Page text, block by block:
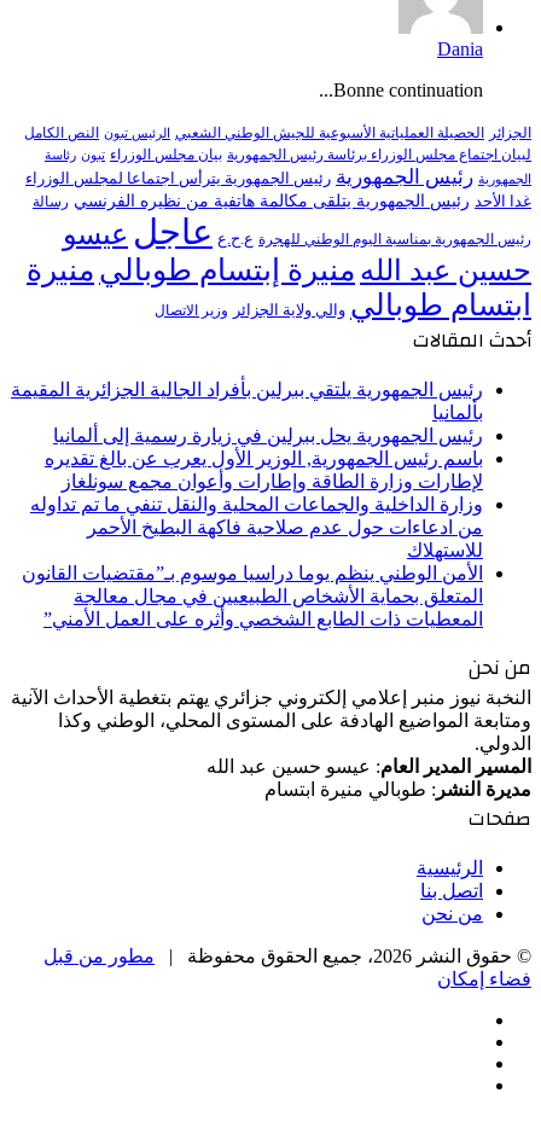
Dania
Bonne continuation...
الجزائر الحصيلة العملياتية الأسبوعية للجيش الوطني الشعبي الرئيس تبون النص الكامل
لبيان اجتماع مجلس الوزراء برئاسة رئيس الجمهورية بيان مجلس الوزراء تبون رئاسة
الجمهورية رئيس الجمهورية رئيس الجمهورية يترأس اجتماعا لمجلس الوزراء
غدا الأحد رئيس الجمهورية يتلقى مكالمة هاتفية من نظيره الفرنسي رسالة
رئيس الجمهورية بمناسبة اليوم الوطني للهجرة ع.ح.ع عاجل عيسو
حسين عبد الله منيرة إبتسام طوبالي منيرة
ابتسام طوبالي والي ولاية الجزائر وزير الاتصال
أحدث المقالات
رئيس الجمهورية يلتقي ببرلين بأفراد الجالية الجزائرية المقيمة
بألمانيا
رئيس الجمهورية يحل ببرلين في زيارة رسمية إلى ألمانيا
باسم رئيس الجمهورية, الوزير الأول يعرب عن بالغ تقديره
لإطارات وزارة الطاقة وإطارات وأعوان مجمع سونلغاز
وزارة الداخلية والجماعات المحلية والنقل تنفي ما تم تداوله
من ادعاءات حول عدم صلاحية فاكهة البطيخ الأحمر
للاستهلاك
الأمن الوطني ينظم يوما دراسيا موسوم بـ”مقتضيات القانون
المتعلق بحماية الأشخاص الطبيعيين في مجال معالجة
المعطيات ذات الطابع الشخصي وأثره على العمل الأمني”
من نحن
النخبة نيوز منبر إعلامي إلكتروني جزائري يهتم بتغطية الأحداث الآنية
ومتابعة المواضيع الهادفة على المستوى المحلي، الوطني وكذا
الدولي.
المسير المدير العام: عيسو حسين عبد الله
مديرة النشر : طوبالي منيرة ابتسام
صفحات
الرئيسية
اتصل بنا
من نحن
© حقوق النشر 2026، جميع الحقوق محفوظة |
مطور من قبل
فضاء إمكان